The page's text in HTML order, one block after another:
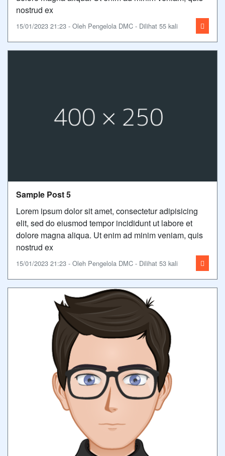
nostrud ex
15/01/2023 21:23 - Oleh Pengelola DMC - Dilihat 55 kali
Sample Post 5
Lorem ipsum dolor sit amet, consectetur adipisicing
elit, sed do eiusmod tempor incididunt ut labore et
dolore magna aliqua. Ut enim ad minim veniam, quis
nostrud ex
15/01/2023 21:23 - Oleh Pengelola DMC - Dilihat 53 kali